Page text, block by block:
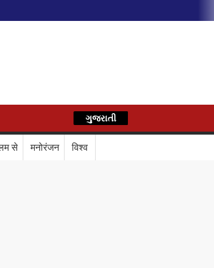
अहमदाबाद–दरभंगा स्पेशल ट्रेन का मार्ग बदला
Case: इथेनॉल आवंटन विवाद पर सरकार का जवाब
हिन्दी
ગુજરાતી
से मनोरंजन विश्व